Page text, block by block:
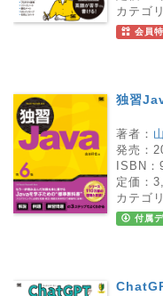
カテゴ
会員
独習
著者：
発売：
ISBN：
定価：
カテゴ
付属